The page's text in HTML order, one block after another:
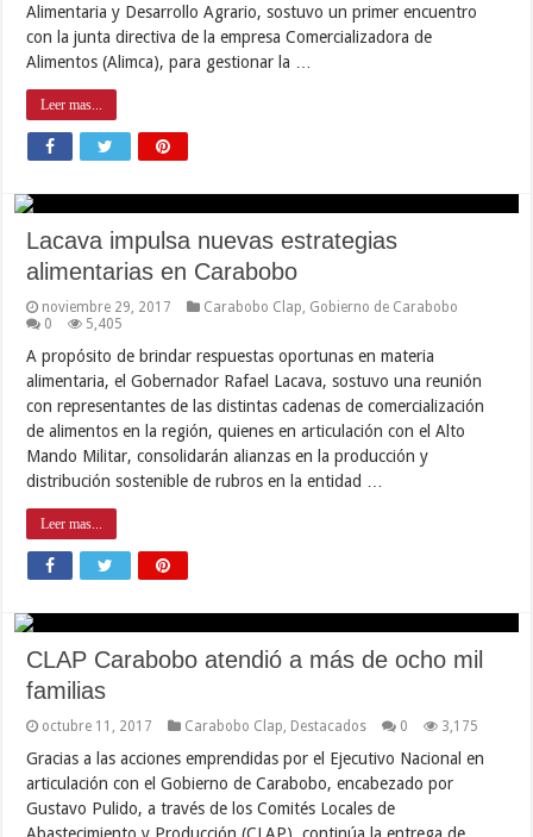
Alimentaria y Desarrollo Agrario, sostuvo un primer encuentro
con la junta directiva de la empresa Comercializadora de
Alimentos (Alimca), para gestionar la …
Leer mas...
Lacava impulsa nuevas estrategias
alimentarias en Carabobo
noviembre 29, 2017 Carabobo Clap Gobierno de Carabobo
0
5,405
A propósito de brindar respuestas oportunas en materia
alimentaria, el Gobernador Rafael Lacava, sostuvo una reunión
con representantes de las distintas cadenas de comercialización
de alimentos en la región, quienes en articulación con el Alto
Mando Militar, consolidarán alianzas en la producción y
distribución sostenible de rubros en la entidad …
Leer mas...
CLAP Carabobo atendió a más de ocho mil
familias
octubre 11, 2017 Carabobo Clap Destacados 0 3,175
Gracias a las acciones emprendidas por el Ejecutivo Nacional en
articulación con el Gobierno de Carabobo, encabezado por
Gustavo Pulido, a través de los Comités Locales de
Abastecimiento y Producción (CLAP), continúa la entrega de